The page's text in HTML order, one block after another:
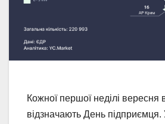
Кожної першої неділі вересня
відзначають День підприємця.